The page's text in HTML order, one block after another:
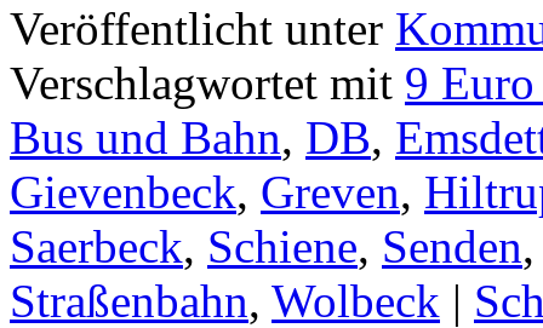
Veröffentlicht unter
Verschlagwortet mit 9
Bus und Bahn, DB,
Gievenbeck, Greven,
Saerbeck, Schiene, Senden
Straßenbahn, Wolbeck |